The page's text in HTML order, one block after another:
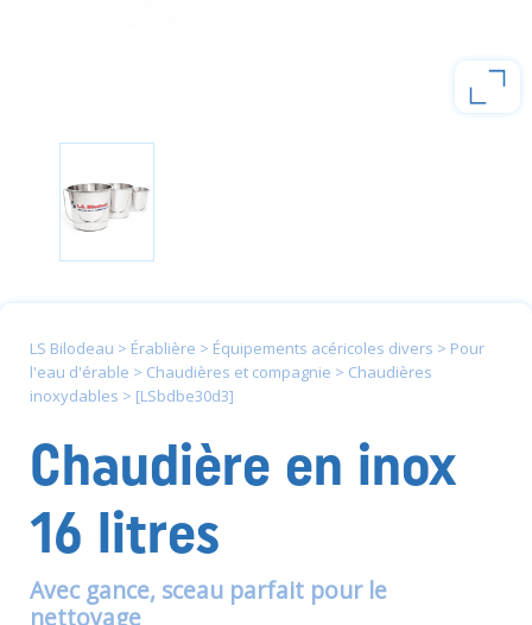
LS Bilodeau > Érablière > Équipements acéricoles divers > Pour
l'eau d'érable > Chaudières et compagnie > Chaudières
inoxydables > [LSbdbe30d3]
Chaudière en inox
16 litres
Avec gance, sceau parfait pour le
nettoyage